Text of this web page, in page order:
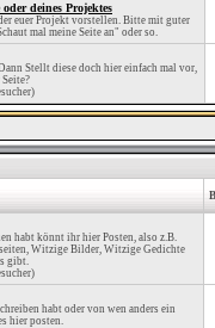
deines Projektes
euer Projekt vorstellen. Bitte mit guter
mal meine Seite an" oder so.
Stellt diese doch hier einfach mal vor,
habt könnt ihr hier Posten, also z.B.
Witzige Bilder, Witzige Gedichte
gibt.
habt oder von wen anders ein
hier posten.